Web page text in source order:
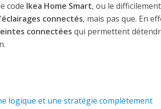
code Ikea Home Smart, ou le difficilement
éclairages connectés, mais pas que. En
connectées qui permettent
logique et une stratégie complètement